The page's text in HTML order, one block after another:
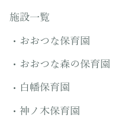
施設一覧
おおつな保育園
おおつな森の保育園
白幡保育園
神ノ木保育園